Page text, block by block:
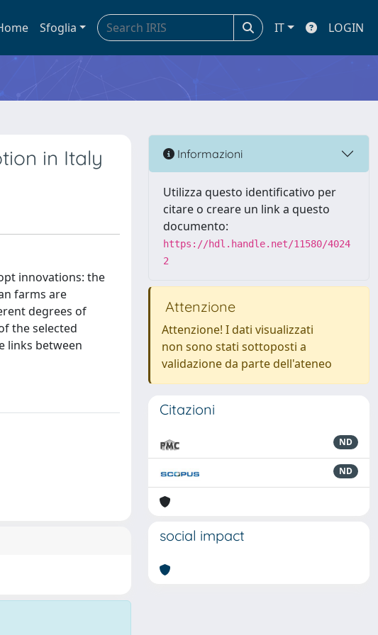
Sfoglia IT LOGIN
in Italy
innovations: the
farms are
degrees of
the selected
links between
Informazioni
Utilizza questo identificativo per
citare o creare un link a questo
documento:
https://hdl.handle.net/11580/4024
2
Attenzione
Attenzione! I dati visualizzati
non sono stati sottoposti a
validazione da parte dell'ateneo
Citazioni
ND
ND
social impact